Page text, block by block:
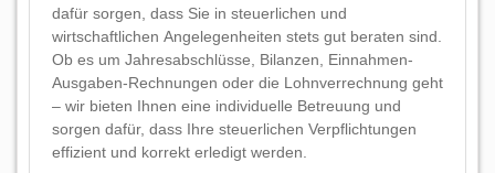
dafür sorgen, dass Sie in steuerlichen und
wirtschaftlichen Angelegenheiten stets gut beraten sind.
Ob es um Jahresabschlüsse, Bilanzen, Einnahmen-
Ausgaben-Rechnungen oder die Lohnverrechnung geht
– wir bieten Ihnen eine individuelle Betreuung und
sorgen dafür, dass Ihre steuerlichen Verpflichtungen
effizient und korrekt erledigt werden.